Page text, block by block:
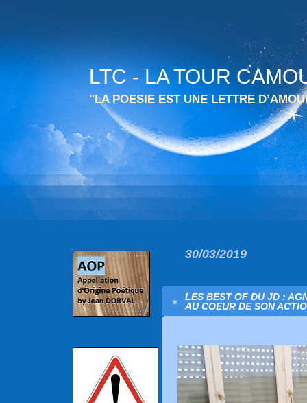
LTC - LA TOUR
"LA POESIE EST UNE LETTRE
30/03/2019
LES BEST OF DU JD :
AU COEUR DE SON